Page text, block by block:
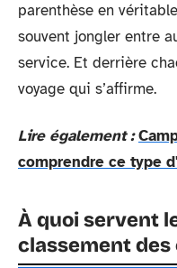
parenthèse en
souvent jongler entre
service. Et derrière
voyage qui s’affirme.
Lire également :
comprendre ce type
À quoi servent
classement des